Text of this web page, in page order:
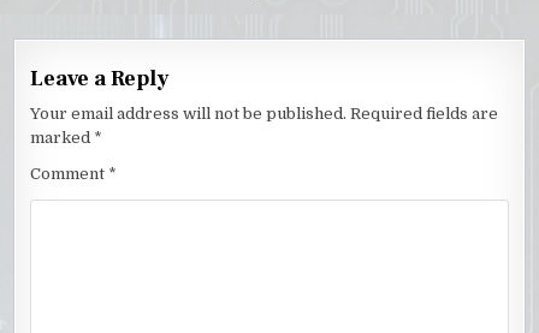
Leave a Reply
Your email address will not be published. Required fields are
marked *
Comment *